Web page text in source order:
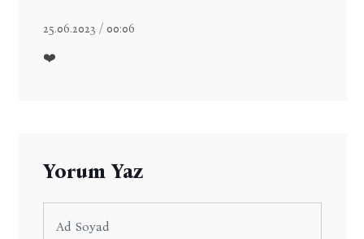
25.06.2023 / 00:06
❤️
Yorum Yaz